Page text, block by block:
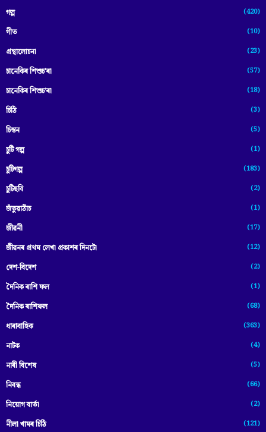
গল্প (420)
গীত (10)
গ্ৰন্থালোচনা (23)
চানেকিৰ শিশুচ'ৰা (57)
চানেকিৰ শিশুচ’ৰা (18)
চিঠি (3)
চিন্তন (5)
চুটি গল্প (1)
চুটিগল্প (183)
চুটিছবি (2)
জঁতুৱাঠাঁচ (1)
জীৱনী (17)
জীৱনৰ প্ৰথম লেখা প্ৰকাশৰ দিনটো (12)
দেশ-বিদেশ (2)
দৈনিক ৰাশি ফল (1)
দৈনিক ৰাশিফল (68)
ধাৰাবাহিক (363)
নাটক (4)
নাৰী বিশেষ (5)
নিবন্ধ (66)
নিয়োগ বাৰ্তা (2)
নীলা খামৰ চিঠি (121)